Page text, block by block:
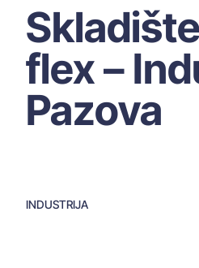
flex –
Pazova
INDUSTRIJA